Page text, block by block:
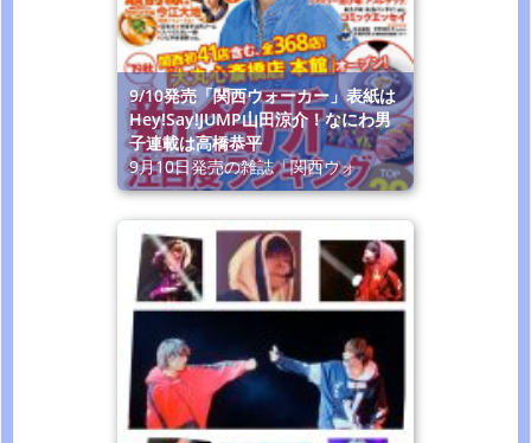
9/10発売「関西ウォーカー」表紙は
Hey!Say!JUMP山田涼介！なにわ男
子連載は高橋恭平
9月10日発売の雑誌「関西ウォ